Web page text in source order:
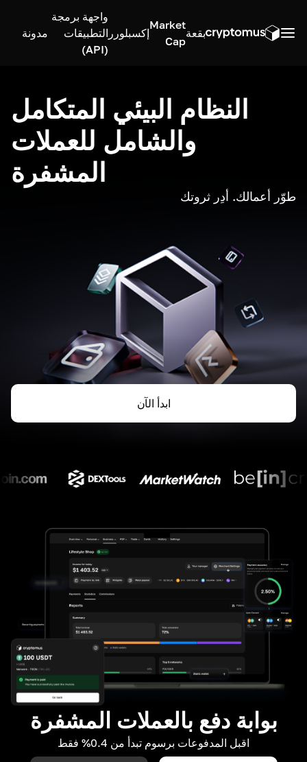
بقعة
Market
Cap
إكسبلورر
واجهة برمجة
التطبيقات
(API)
مدونة
النظام البيئي المتكامل
والشامل للعملات
المشفرة
طوّر أعمالك. أدِر ثروتك
ابدأ الآن
بوابة دفع بالعملات المشفرة
اقبل المدفوعات برسوم تبدأ من 0.4% فقط